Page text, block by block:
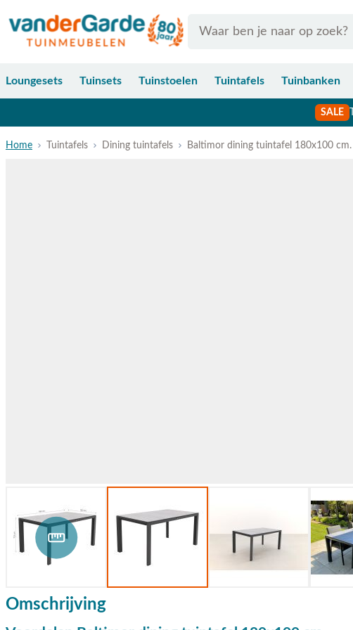
Loungesets Tuinsets Tuinstoelen Tuintafels Tuinbanken
SALE
Home Tuintafels Dining tuintafels Baltimor dining tuintafel 180x100 cm.
Omschrijving